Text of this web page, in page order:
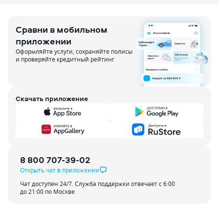
Сравни в мобильном
приложении
Оформляйте услуги, сохраняйте полисы
и проверяйте кредитный рейтинг
Скачать приложение
8 800 707-39-02
Открыть чат в приложении
Чат доступен 24/7. Служба поддержки отвечает с 6:00
до 21:00 по Москве